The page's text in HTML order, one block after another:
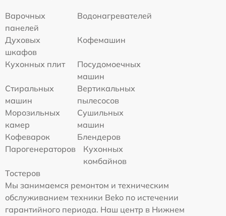
Варочных
панелей
Водонагревателей
Духовых
шкафов
Кофемашин
Кухонных плит
Посудомоечных
машин
Стиральных
машин
Вертикальных
пылесосов
Морозильных
камер
Сушильных
машин
Кофеварок
Блендеров
Парогенераторов
Кухонных
комбайнов
Тостеров
Мы занимаемся ремонтом и техническим
обслуживанием техники Beko по истечении
гарантийного периода. Наш центр в Нижнем